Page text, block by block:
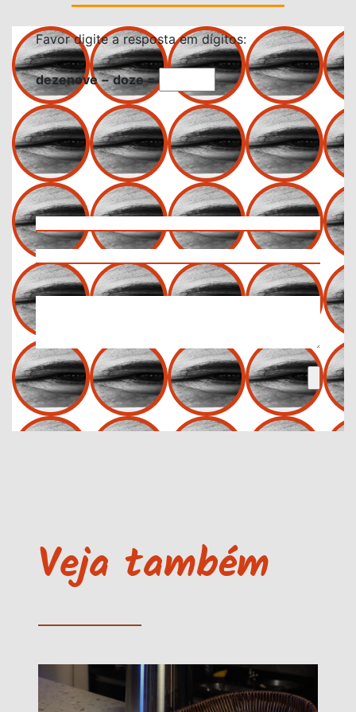
Favor digite a resposta em dígitos:
dezenove − doze =
Veja também